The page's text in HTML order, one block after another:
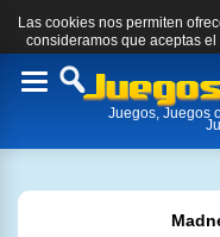
Las cookies nos permiten
consideramos que aceptas
Toggle
Juegos, Juegos